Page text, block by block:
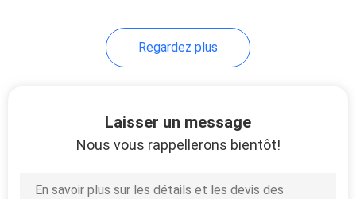
Regardez plus
Laisser un message
Nous vous rappellerons bientôt!